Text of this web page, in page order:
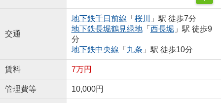
交通
地下鉄千日前線 「 桜川
」駅 徒歩7分
地下鉄長堀鶴見緑地「 西長堀 」駅 徒歩9
分
地下鉄中央線 「 九条 」駅 徒歩10分
賃料 7万円
管理費等 10,000円